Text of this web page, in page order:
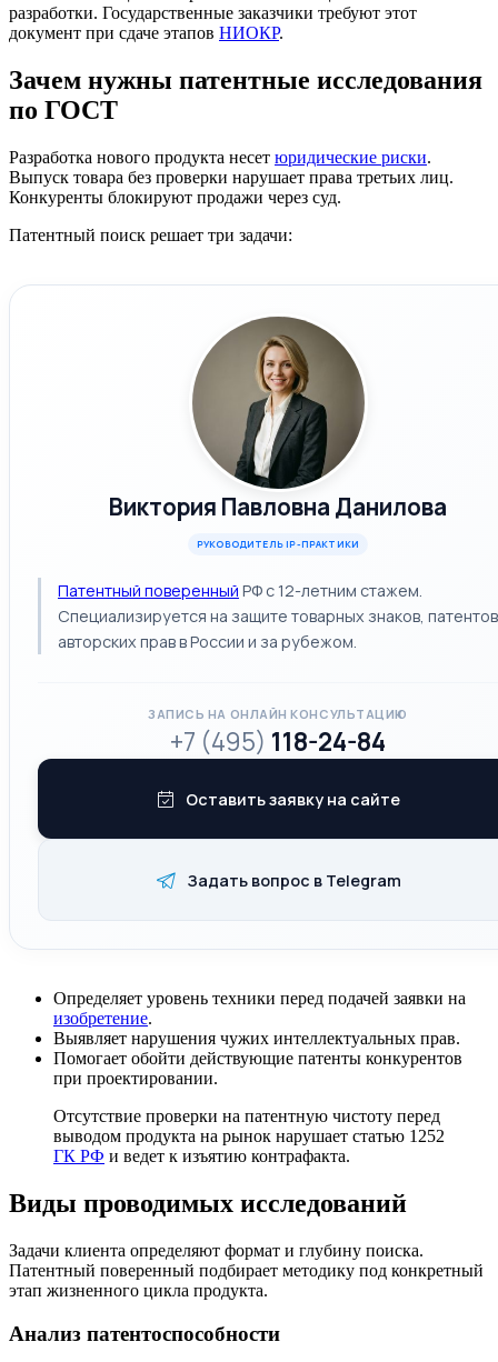
разработки. Государственные заказчики требуют этот
документ при сдаче этапов НИОКР.
Зачем нужны патентные исследования
по ГОСТ
Разработка нового продукта несет юридические риски.
Выпуск товара без проверки нарушает права третьих лиц.
Конкуренты блокируют продажи через суд.
Патентный поиск решает три задачи:
Виктория Павловна Данилова
РУКОВОДИТЕЛЬ IP-ПРАКТИКИ
Патентный поверенный РФ с 12-летним стажем.
Специализируется на защите товарных знаков,
авторских прав в России и за рубежом.
ЗАПИСЬ НА ОНЛАЙН КОНСУЛЬТАЦИЮ
+7 (495) 118-24-84
Оставить заявку на сайте
Задать вопрос в Telegram
Определяет уровень техники перед подачей заявки на
изобретение.
Выявляет нарушения чужих интеллектуальных прав.
Помогает обойти действующие патенты конкурентов
при проектировании.
Отсутствие проверки на патентную чистоту перед
выводом продукта на рынок нарушает статью 1252
ГК РФ и ведет к изъятию контрафакта.
Виды проводимых исследований
Задачи клиента определяют формат и глубину поиска.
Патентный поверенный подбирает методику под конкретный
этап жизненного цикла продукта.
Анализ патентоспособности